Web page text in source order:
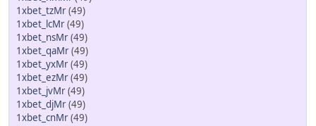
1xbet_tzMr(49)
1xbet_lcMr(49)
1xbet_nsMr(49)
1xbet_qaMr(49)
1xbet_yxMr(49)
1xbet_ezMr(49)
1xbet_jvMr(49)
1xbet_djMr(49)
1xbet_cnMr(49)